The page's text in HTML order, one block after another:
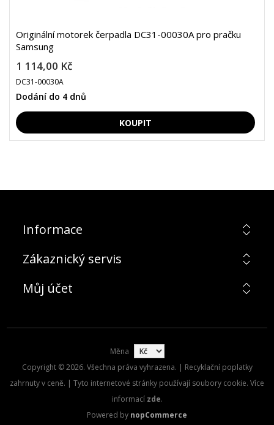
Originální motorek čerpadla DC31-00030A pro pračku
Samsung
1 114,00 Kč
DC31-00030A
Dodání do 4 dnů
Informace
Zákaznický servis
Můj účet
Měna
Copyright © 2026. Všechna práva vyhrazena. | Recyklační poplatky
zahrnuty v ceně. | Tyto internetové stránky používají soubory cookie. Více
informací zde.
Powered by nopCommerce